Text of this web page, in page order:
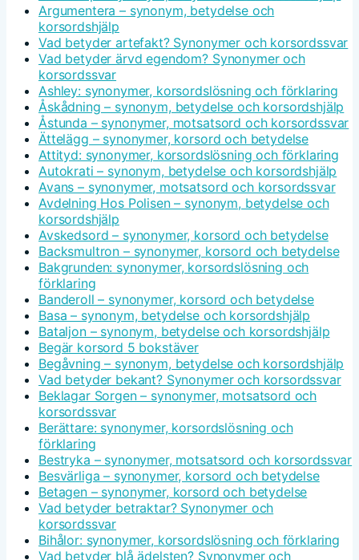
Argumentera – synonym, betydelse och
korsordshjälp
Vad betyder artefakt? Synonymer och korsordssvar
Vad betyder ärvd egendom? Synonymer och
korsordssvar
Ashley: synonymer, korsordslösning och förklaring
Åskådning – synonym, betydelse och korsordshjälp
Åstunda – synonymer, motsatsord och korsordssvar
Ättelägg – synonymer, korsord och betydelse
Attityd: synonymer, korsordslösning och förklaring
Autokrati – synonym, betydelse och korsordshjälp
Avans – synonymer, motsatsord och korsordssvar
Avdelning Hos Polisen – synonym, betydelse och
korsordshjälp
Avskedsord – synonymer, korsord och betydelse
Backsmultron – synonymer, korsord och betydelse
Bakgrunden: synonymer, korsordslösning och
förklaring
Banderoll – synonymer, korsord och betydelse
Basa – synonym, betydelse och korsordshjälp
Bataljon – synonym, betydelse och korsordshjälp
Begär korsord 5 bokstäver
Begåvning – synonym, betydelse och korsordshjälp
Vad betyder bekant? Synonymer och korsordssvar
Beklagar Sorgen – synonymer, motsatsord och
korsordssvar
Berättare: synonymer, korsordslösning och
förklaring
Bestryka – synonymer, motsatsord och korsordssvar
Besvärliga – synonymer, korsord och betydelse
Betagen – synonymer, korsord och betydelse
Vad betyder betraktar? Synonymer och
korsordssvar
Bihålor: synonymer, korsordslösning och förklaring
Vad betyder blå ädelsten? Synonymer och